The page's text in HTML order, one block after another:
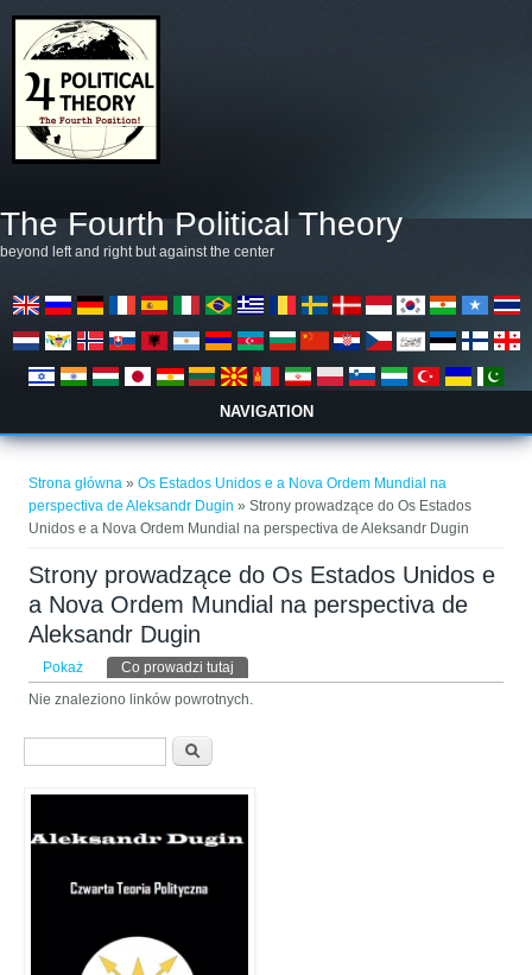
The Fourth Political Theory
beyond left and right but against the center
NAVIGATION
Strona główna »Os Estados Unidos e a Nova Ordem Mundial na
perspectiva de Aleksandr Dugin » Strony prowadzące do Os Estados
Unidos e a Nova Ordem Mundial na perspectiva de Aleksandr Dugin
Strony prowadzące do Os Estados Unidos e
a Nova Ordem Mundial na perspectiva de
Aleksandr Dugin
Karty podstawowe
Pokaż Co prowadzi tutaj
Nie znaleziono linków powrotnych.
Formularz wyszukiwania